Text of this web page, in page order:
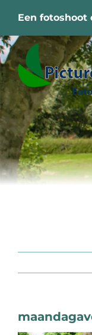
naar
inhoud
Een fotoshoot